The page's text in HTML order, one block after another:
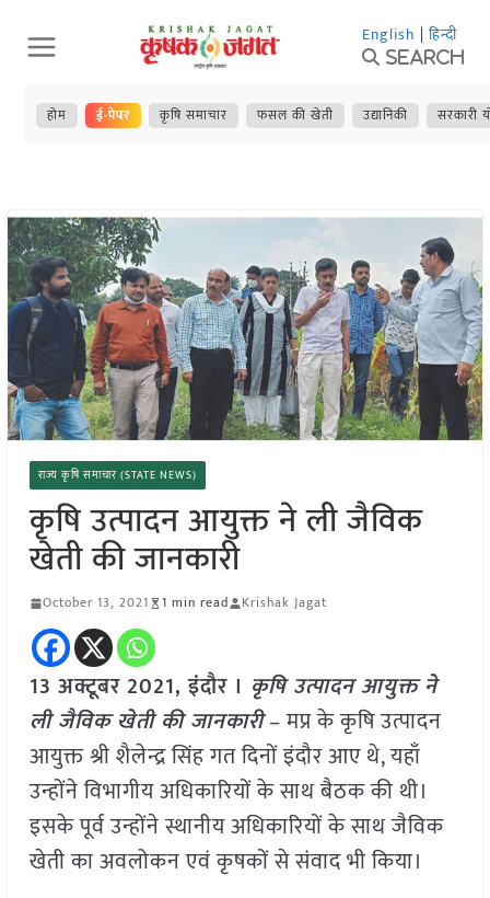
Skip
to
content
English | हिन्दी
Search
होम ई-पेपर कृषि समाचार फसल की खेती उद्यानिकी सरकारी
राज्य कृषि समाचार (STATE NEWS)
कृषि उत्पादन आयुक्त ने ली जैविक
खेती की जानकारी
October 13, 2021 1 min read Krishak Jagat
13 अक्टूबर 2021, इंदौर । कृषि उत्पादन आयुक्त ने
ली जैविक खेती की जानकारी– मप्र के कृषि उत्पादन
आयुक्त श्री शैलेन्द्र सिंह गत दिनों इंदौर आए थे, यहाँ
उन्होंने विभागीय अधिकारियों के साथ बैठक की थी।
इसके पूर्व उन्होंने स्थानीय अधिकारियों के साथ जैविक
खेती का अवलोकन एवं कृषकों से संवाद भी किया।